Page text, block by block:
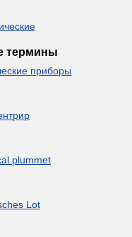
термины
приборы
plummet
Lot